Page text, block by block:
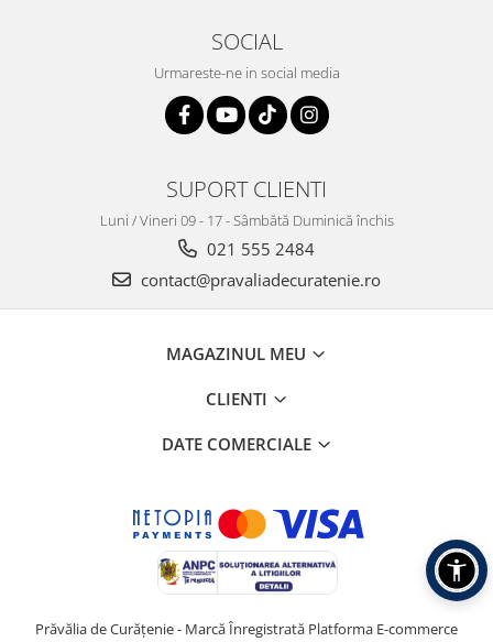
SOCIAL
Urmareste-ne in social media
SUPORT CLIENTI
Luni / Vineri 09 - 17 - Sâmbătă Duminică închis
021 555 2484
contact@pravaliadecuratenie.ro
MAGAZINUL MEU
CLIENTI
DATE COMERCIALE
Prăvălia de Curățenie - Marcă Înregistrată Platforma E-commerce